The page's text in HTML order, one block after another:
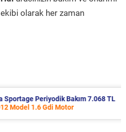
olarak her zaman
Bakım 7.068 TL
Gdi Motor